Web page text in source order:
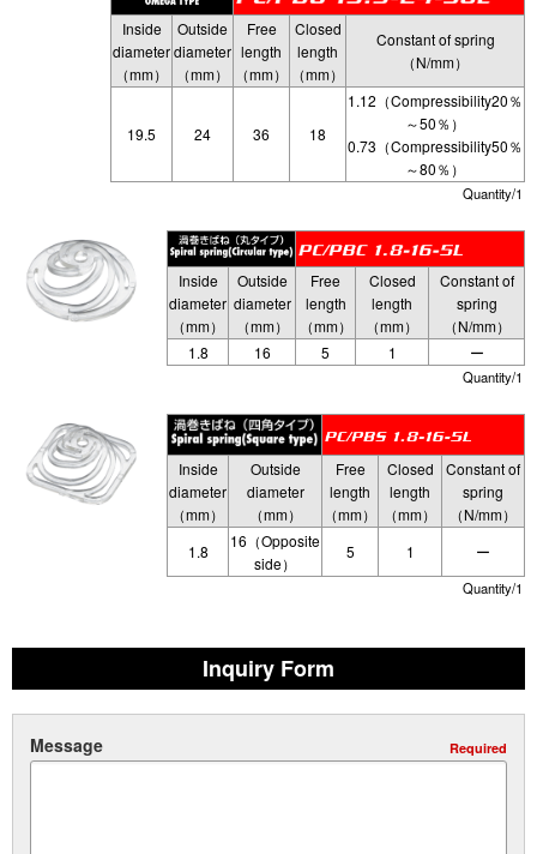
Inside
diameter
（mm）
Outside
diameter
（mm）
Free
length
（mm）
Closed
length
（mm）
Constant of spring
（N/mm）
19.5 24 36 18
1.12（Compressibility20％
～50％）
0.73（Compressibility50％
～80％）
Quantity/1
Inside
diameter
（mm）
Outside
diameter
（mm）
Free
length
（mm）
Closed
length
（mm）
Constant of
spring
（N/mm）
1.8
16 5 1 ー
Quantity/1
Inside
diameter
（mm）
Outside
diameter
（mm）
Free
length
（mm）
Closed
length
（mm）
Constant of
spring
（N/mm）
1.8
16（Opposite
side）
5 1 ー
Quantity/1
Inquiry Form
Message Required